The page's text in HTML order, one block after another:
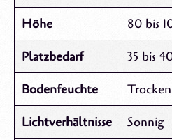
Höhe
80 bis
Platzbedarf
35 bis
Bodenfeuchte
Lichtverhältnisse
Sonnig